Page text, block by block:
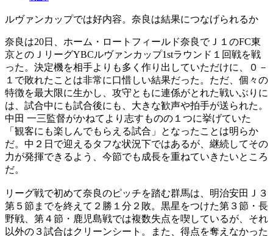
ルヴァンカップでは好内容。奈良は結果につなげられるか
奈良は20日、ホーム・ロートフィールド奈良でＪ１のFC東
京とのＪリーグYBCルヴァンカップ1stラウンド１回戦を戦
った。決定機を相手よりも多く作り出していただけに、０－
１で敗れたことは非常に口惜しい結果だった。ただ、個々の
特徴を最大限に生かし、攻守ともに連係がとれた戦いぶりに
は、試合中にも試合後にも、大きな歓声や拍手が送られた。
中田 一三監督がかねてより志すものの１つに挙げていた
「観客にも楽しんでもらえる試合」となったことは明らか
だ。中２日で迎えるタフな状況下ではあるが、継続してその
力が発揮できるよう、今節でも成長を重ねていきたいところ
だ。
リーグ戦で初めて奈良のピッチを踏む群馬は、明治安田Ｊ３
第５節までを終えて２勝１分２敗。黒星をつけた第３節・長
野戦、第４節・鹿児島戦では複数失点を喫しているが、それ
以外の３試合はクリーンシート。また、得点を奪えなかった